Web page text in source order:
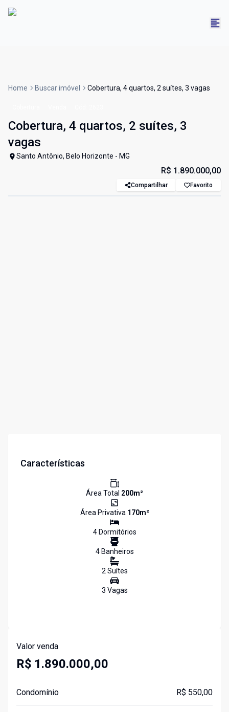
Home Buscar imóvel Cobertura, 4 quartos, 2 suítes, 3 vagas
Cobertura, 4 quartos, 2 suítes, 3
vagas
Santo Antônio, Belo Horizonte - MG
R$ 1.890.000,00
Compartilhar Favorito
Características
Área Total 200m²
Área Privativa 170m²
4Dormitórios
4Banheiros
2Suítes
3 Vagas
Valor venda
R$ 1.890.000,00
Condomínio R$ 550,00